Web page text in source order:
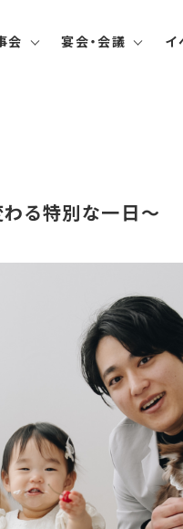
会 宴会・会議 イ
る特別な一日〜